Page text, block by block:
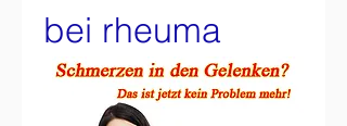
bei rheuma